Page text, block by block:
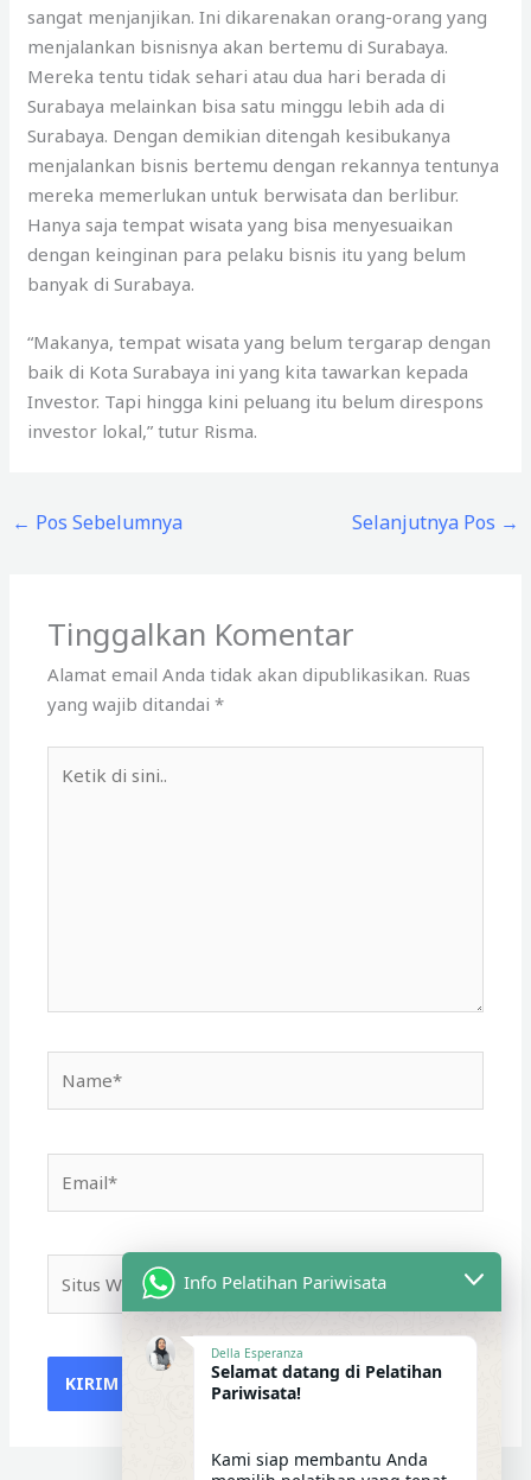
sangat menjanjikan. Ini dikarenakan orang-orang yang
menjalankan bisnisnya akan bertemu di Surabaya.
Mereka tentu tidak sehari atau dua hari berada di
Surabaya melainkan bisa satu minggu lebih ada di
Surabaya. Dengan demikian ditengah kesibukanya
menjalankan bisnis bertemu dengan rekannya tentunya
mereka memerlukan untuk berwisata dan berlibur.
Hanya saja tempat wisata yang bisa menyesuaikan
dengan keinginan para pelaku bisnis itu yang belum
banyak di Surabaya.
“Makanya, tempat wisata yang belum tergarap dengan
baik di Kota Surabaya ini yang kita tawarkan kepada
Investor. Tapi hingga kini peluang itu belum direspons
investor lokal,” tutur Risma.
← Pos Sebelumnya Selanjutnya Pos →
Tinggalkan Komentar
Alamat email Anda tidak akan dipublikasikan. Ruas
yang wajib ditandai*
Web
Info Pelatihan Pariwisata
Della Esperanza
Selamat datang di Pelatihan
Pariwisata!
Kami siap membantu Anda